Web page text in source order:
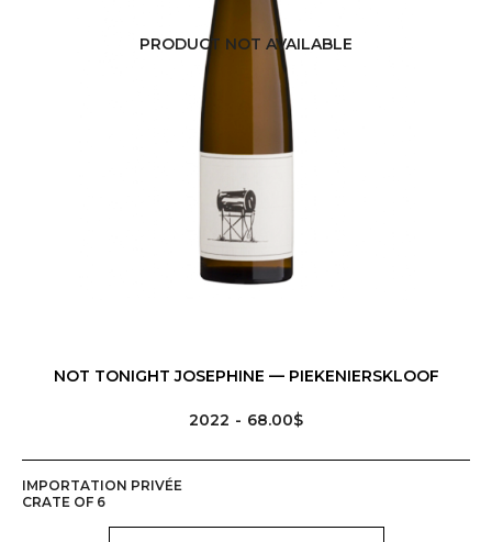
PRODUCT NOT AVAILABLE
NOT TONIGHT JOSEPHINE — PIEKENIERSKLOOF
2022 68.00$
IMPORTATION PRIVÉE
CRATE OF 6